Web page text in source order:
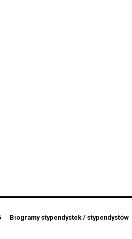
Biogramy stypendystek / stypendystów